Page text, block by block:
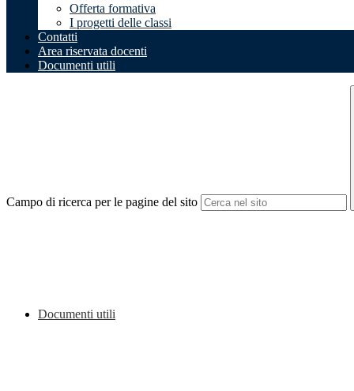
Offerta formativa
I progetti delle classi
Contatti
Area riservata docenti
Documenti utili
Campo di ricerca per le pagine del sito
Documenti utili